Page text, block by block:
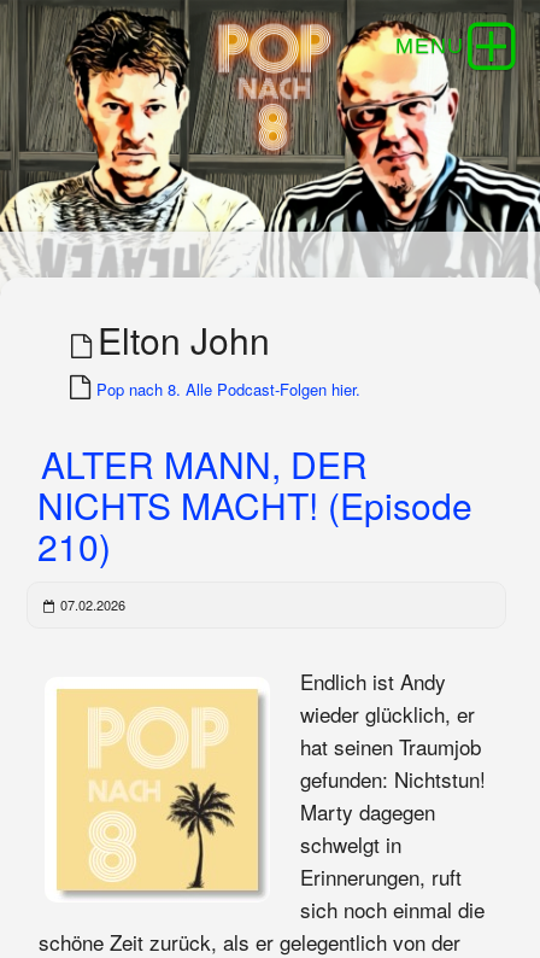
Elton John
Pop nach 8. Alle Podcast-Folgen hier.
ALTER MANN, DER
NICHTS MACHT! (Episode
210)
07.02.2026
Endlich ist Andy
wieder glücklich, er
hat seinen Traumjob
gefunden: Nichtstun!
Marty dagegen
schwelgt in
Erinnerungen, ruft
sich noch einmal die
schöne Zeit zurück, als er gelegentlich von der